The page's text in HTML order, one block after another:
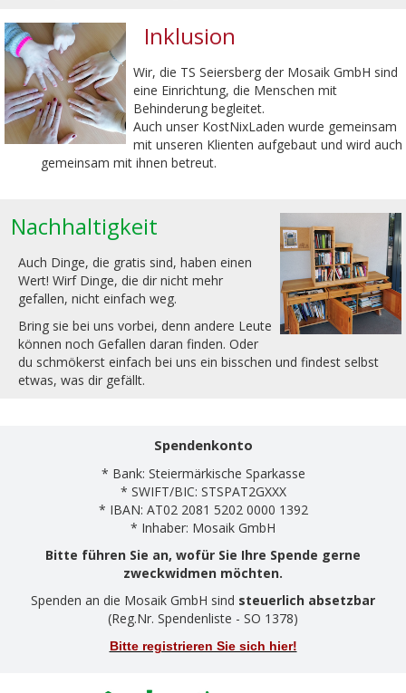
Inklusion
Wir, die TS Seiersberg der Mosaik GmbH sind
eine Einrichtung, die Menschen mit
Behinderung begleitet.
Auch unser KostNixLaden wurde gemeinsam
mit unseren Klienten aufgebaut und wird auch
gemeinsam mit ihnen betreut.
Nachhaltigkeit
Auch Dinge, die gratis sind, haben einen
Wert! Wirf Dinge, die dir nicht mehr
gefallen, nicht einfach weg.
Bring sie bei uns vorbei, denn andere Leute
können noch Gefallen daran finden. Oder
du schmökerst einfach bei uns ein bisschen und findest selbst
etwas, was dir gefällt.
Spendenkonto
* Bank: Steiermärkische Sparkasse
* SWIFT/BIC: STSPAT2GXXX
* IBAN: AT02 2081 5202 0000 1392
* Inhaber: Mosaik GmbH
Bitte führen Sie an, wofür Sie Ihre Spende gerne
zweckwidmen möchten.
Spenden an die Mosaik GmbH sind steuerlich absetzbar
(Reg.Nr. Spendenliste - SO 1378)
Bitte registrieren Sie sich hier!